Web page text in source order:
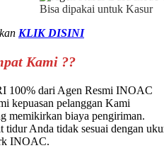
Bisa dipakai untuk Kasur
KLIK DISINI
Kami ??
100% dari Agen Resmi INOAC
kepuasan pelanggan Kami
memikirkan biaya pengiriman.
Anda tidak sesuai dengan
INOAC.